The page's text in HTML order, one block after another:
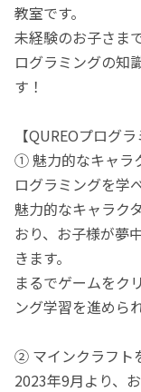
教室です。
未経験のお子さま
ログラミングの知
す！
【QUREOプログ
① 魅力的なキャラ
ログラミングを学
魅力的なキャラク
おり、お子様が夢
きます。
まるでゲームをク
ング学習を進めら
② マインクラフト
2023年9月より、